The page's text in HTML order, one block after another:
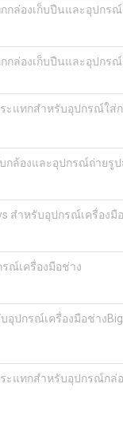
กล่องเก็บปืนและอุปกรณ์
กล่องเก็บปืนและอุปกรณ์
ะแทกสำหรับอุปกรณ์ใส่
กล้องและอุปกรณ์ถ่ายรู
สำหรับอุปกรณ์เครื่องมื
ณ์เครื่องมือช่าง
ปกรณ์เครื่องมือช่าง
ะแทกสำหรับอุปกรณ์กล่